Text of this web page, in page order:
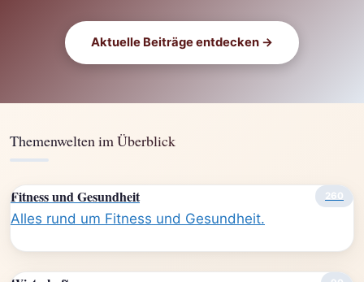
Aktuelle Beiträge entdecken →
Themenwelten im Überblick
Fitness und Gesundheit 260
Alles rund um Fitness und Gesundheit.